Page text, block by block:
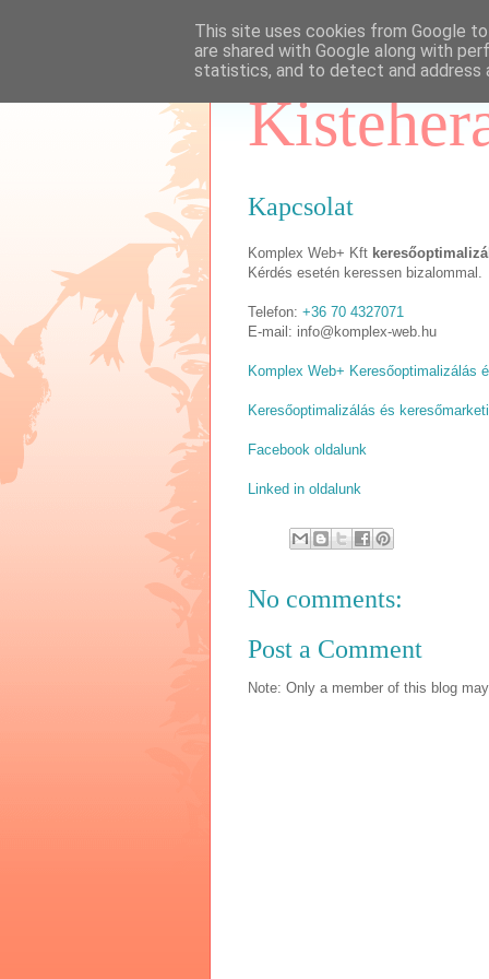
Kapcsolat
Komplex Web+ Kft
Kérdés esetén keressen bizalommal.
Telefon: +36 70 4327071
E-mail: info@komplex-web.hu
Komplex Web+ Keresőoptimalizálás
Keresőoptimalizálás és
Facebook oldalunk
Linked in oldalunk
No comments:
Post a Comment
Note: Only a member of this blog
This site uses cookies from Google
are shared with Google along with
statistics, and to detect and address